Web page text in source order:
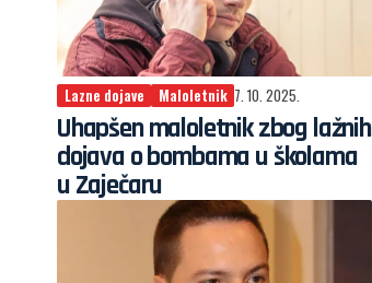
Lazne dojave Maloletnik 7. 10. 2025.
Uhapšen maloletnik zbog lažnih
dojava o bombama u školama
u Zaječaru